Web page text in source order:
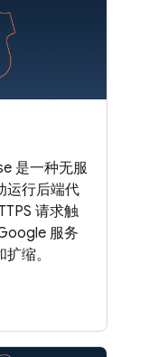
是一种无服
运行后端代
请求触
服务
缩。